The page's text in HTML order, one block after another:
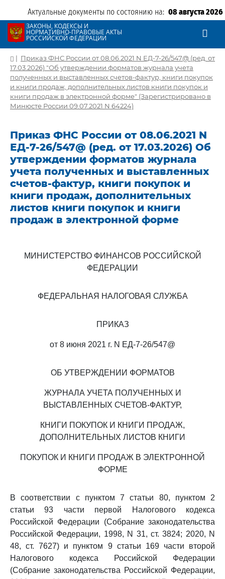
Актуальные документы по состоянию на: 08 августа 2026
ЗАКОНЫ, КОДЕКСЫ И
НОРМАТИВНО-ПРАВОВЫЕ АКТЫ
РОССИЙСКОЙ ФЕДЕРАЦИИ
| Приказ ФНС России от 08.06.2021 N ЕД-7-26/547@ (ред. от
17.03.2026) "Об утверждении форматов журнала учета
полученных и выставленных счетов-фактур, книги покупок
и книги продаж, дополнительных листов книги покупок и
книги продаж в электронной форме" (Зарегистрировано в
Минюсте России 09.07.2021 N 64224)
Приказ ФНС России от 08.06.2021 N
ЕД-7-26/547@ (ред. от 17.03.2026) Об
утверждении форматов журнала
учета полученных и выставленных
счетов-фактур, книги покупок и
книги продаж, дополнительных
листов книги покупок и книги
продаж в электронной форме
МИНИСТЕРСТВО ФИНАНСОВ РОССИЙСКОЙ
ФЕДЕРАЦИИ
ФЕДЕРАЛЬНАЯ НАЛОГОВАЯ СЛУЖБА
ПРИКАЗ
от 8 июня 2021 г. N ЕД-7-26/547@
ОБ УТВЕРЖДЕНИИ ФОРМАТОВ
ЖУРНАЛА УЧЕТА ПОЛУЧЕННЫХ И
ВЫСТАВЛЕННЫХ СЧЕТОВ-ФАКТУР,
КНИГИ ПОКУПОК И КНИГИ ПРОДАЖ,
ДОПОЛНИТЕЛЬНЫХ ЛИСТОВ КНИГИ
ПОКУПОК И КНИГИ ПРОДАЖ В ЭЛЕКТРОННОЙ
ФОРМЕ
В соответствии с пунктом 7 статьи 80, пунктом 2
статьи 93 части первой Налогового кодекса
Российской Федерации (Собрание законодательства
Российской Федерации, 1998, N 31, ст. 3824; 2020, N
48, ст. 7627) и пунктом 9 статьи 169 части второй
Налогового кодекса Российской Федерации
(Собрание законодательства Российской Федерации,